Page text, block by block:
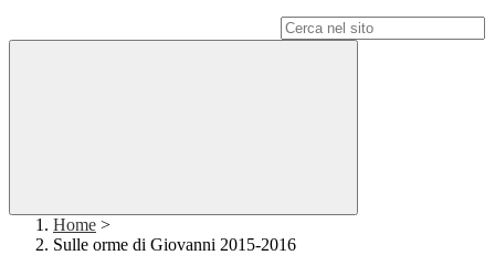
Home >
Sulle orme di Giovanni 2015-2016